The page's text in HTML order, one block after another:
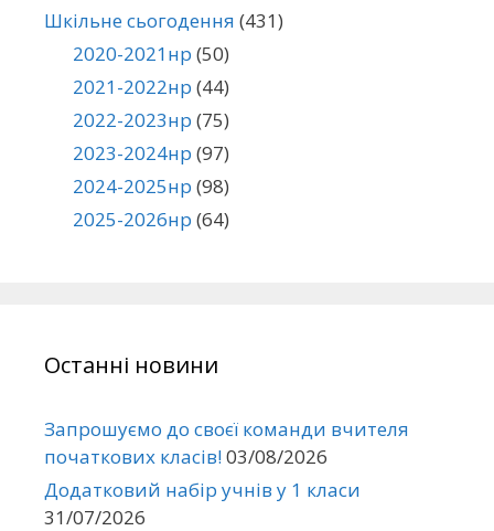
Шкільне сьогодення (431)
2020-2021нр (50)
2021-2022нр (44)
2022-2023нр (75)
2023-2024нр (97)
2024-2025нр (98)
2025-2026нр (64)
Останні новини
Запрошуємо до своєї команди вчителя
початкових класів!03/08/2026
Додатковий набір учнів у 1 класи
31/07/2026